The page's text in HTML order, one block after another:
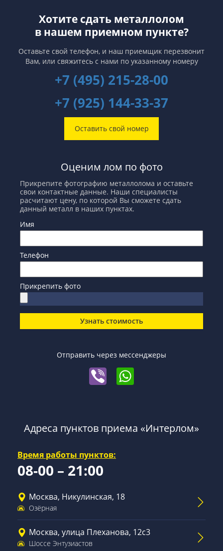
Хотите сдать металлолом
в нашем приемном пункте?
Оставьте свой телефон, и наш приемщик перезвонит
Вам, или свяжитесь с нами по указанному номеру
+7 (495) 215-28-00
+7 (925) 144-33-37
Оставить свой номер
Оценим лом по фото
Прикрепите фотографию металлолома и оставьте
свои контактные данные. Наши специалисты
расчитают цену, по которой Вы сможете сдать
данный металл в наших пунктах.
Имя
Телефон
Прикрепить фото
Узнать стоимость
Отправить через мессенджеры
Адреса пунктов приема «Интерлом»
Время работы пунктов:
08-00 – 21:00
Москва, Никулинская, 18
Озёрная
Москва, улица Плеханова, 12с3
Шоссе Энтузиастов